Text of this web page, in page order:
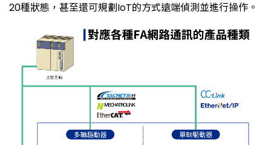
20種狀態，甚至還可規劃IoT的方式遠端偵測並進行操作。